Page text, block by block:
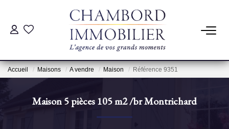
ACHAT
Accueil Maisons A vendre Maison Référence 9351
Maison 5 pièces 105 m2/brMontrichard